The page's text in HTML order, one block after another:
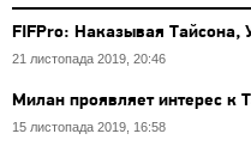
FIFPro: Наказывая Тайсона,
21 листопада 2019, 20:46
Милан проявляет интерес к
15 листопада 2019, 16:58